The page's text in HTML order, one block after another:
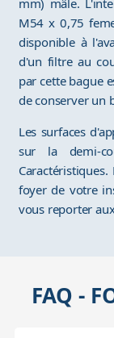
mm) mâle.
M54 x 0,75
disponible à
d'un filtre au
par cette bague
de conserver un
Les surfaces
sur la demi-
foyer de votre
vous reporter
FAQ -